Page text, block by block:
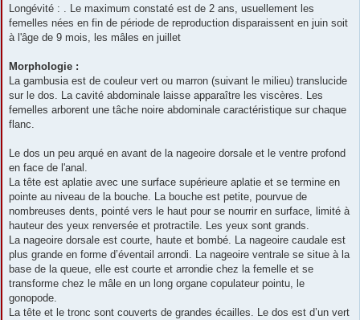
Longévité : . Le maximum constaté est de 2 ans, usuellement les
femelles nées en fin de période de reproduction disparaissent en juin soit
à l'âge de 9 mois, les mâles en juillet
Morphologie :
La gambusia est de couleur vert ou marron (suivant le milieu) translucide
sur le dos. La cavité abdominale laisse apparaître les viscères. Les
femelles arborent une tâche noire abdominale caractéristique sur chaque
flanc.
Le dos un peu arqué en avant de la nageoire dorsale et le ventre profond
en face de l'anal.
La tête est aplatie avec une surface supérieure aplatie et se termine en
pointe au niveau de la bouche. La bouche est petite, pourvue de
nombreuses dents, pointé vers le haut pour se nourrir en surface, limité à
hauteur des yeux renversée et protractile. Les yeux sont grands.
La nageoire dorsale est courte, haute et bombé. La nageoire caudale est
plus grande en forme d’éventail arrondi. La nageoire ventrale se situe à la
base de la queue, elle est courte et arrondie chez la femelle et se
transforme chez le mâle en un long organe copulateur pointu, le
gonopode.
La tête et le tronc sont couverts de grandes écailles. Le dos est d’un vert